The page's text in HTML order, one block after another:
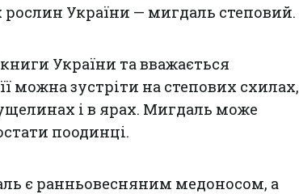
України — мигдаль степовий.
України та вважається
можна зустріти на степових схилах,
і в ярах. Мигдаль може
поодинці.
є ранньовесняним медоносом, а